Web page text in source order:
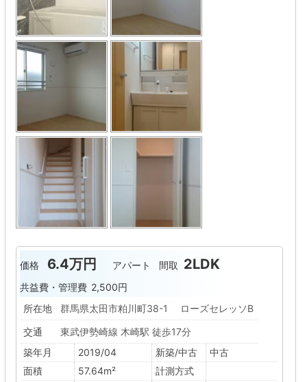
価格 6.4万円 アパート 間取 2LDK
共益費・管理費 2,500円
所在地
群馬県太田市粕川町38-1 ローズセレッソB
交通
東武伊勢崎線 木崎駅 徒歩17分
築年月
2019/04 新築/中古
中古
面積
57.64m²
計測方式